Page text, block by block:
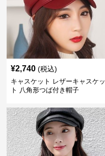
¥2,740 (税込)
キャスケット レザーキャスケッ
ト 八角形つば付き帽子